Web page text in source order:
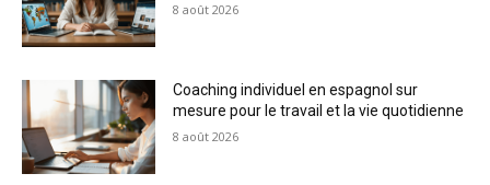
8 août 2026
Coaching individuel en espagnol sur
mesure pour le travail et la vie quotidienne
8 août 2026